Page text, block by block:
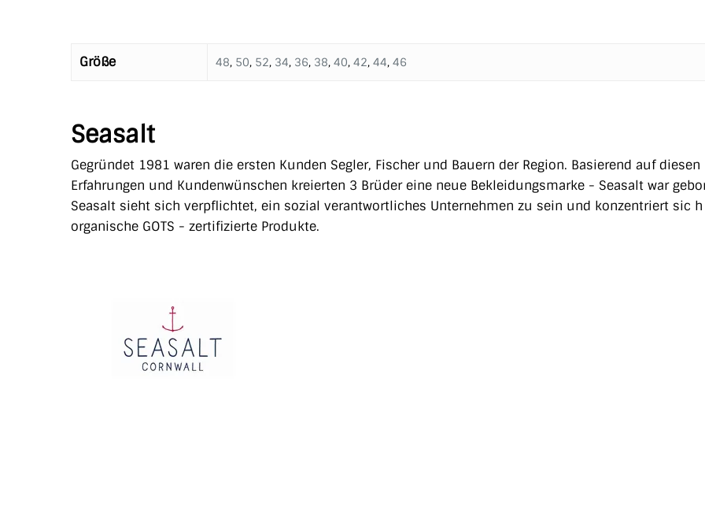
Größe 48, 50, 52, 34, 36, 38, 40, 42, 44, 46
Seasalt
Gegründet 1981 waren die ersten Kunden Segler, Fischer und Bauern der Region. Basierend auf diesen
Erfahrungen und Kundenwünschen kreierten 3 Brüder eine neue Bekleidungsmarke - Seasalt war
Seasalt sieht sich verpflichtet, ein sozial verantwortliches Unternehmen zu sein und konzentriert sic
organische GOTS - zertifizierte Produkte.